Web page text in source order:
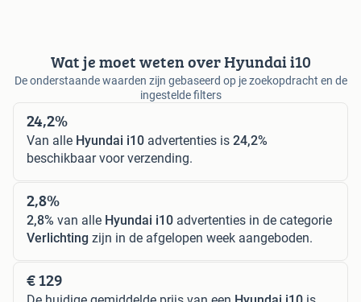
Wat je moet weten over Hyundai i10
De onderstaande waarden zijn gebaseerd op je zoekopdracht en de
ingestelde filters
24,2%
Van alle Hyundai i10 advertenties is 24,2%
beschikbaar voor verzending.
2,8%
2,8% van alle Hyundai i10 advertenties in de categorie
Verlichting zijn in de afgelopen week aangeboden.
€ 129